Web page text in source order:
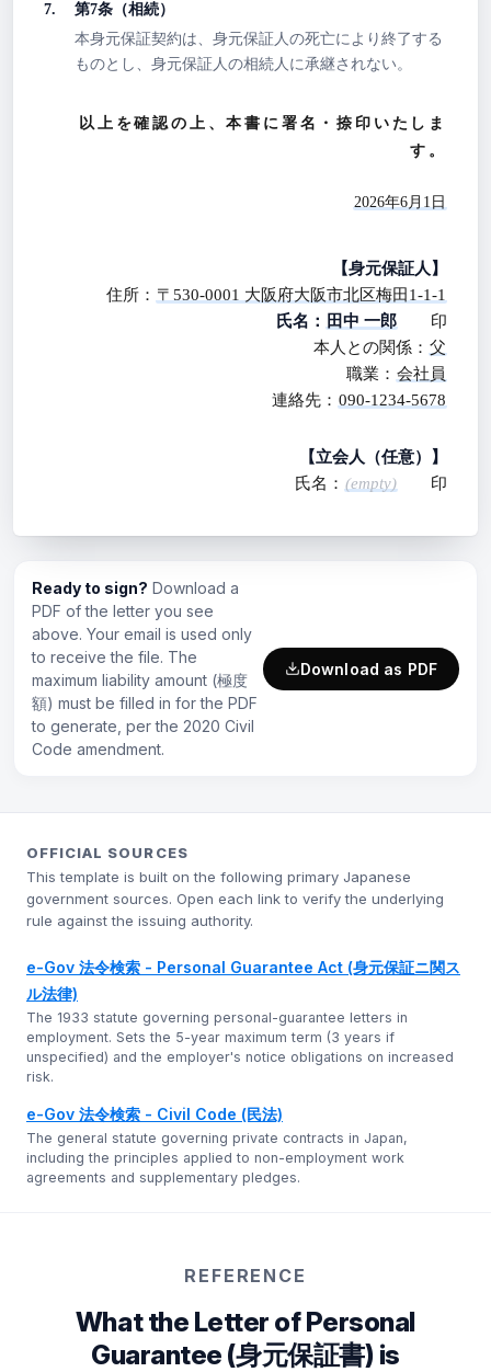
第7条（相続）
本身元保証契約は、身元保証人の死亡により終了する
ものとし、身元保証人の相続人に承継されない。
以上を確認の上、本書に署名・捺印いたしま
す。
2026年6月1日
【身元保証人】
住所： 〒530-0001 大阪府大阪市北区梅田1-1-1
氏名： 田中 一郎 印
本人との関係： 父
職業： 会社員
連絡先： 090-1234-5678
【立会人（任意）】
氏名： (empty) 印
Ready to sign? Download a
PDF of the letter you see
above. Your email is used only
to receive the file. The
maximum liability amount (極度
額) must be filled in for the PDF
to generate, per the 2020 Civil
Code amendment.
Download as PDF
OFFICIAL SOURCES
This template is built on the following primary Japanese
government sources. Open each link to verify the underlying
rule against the issuing authority.
e-Gov 法令検索 - Personal Guarantee Act (身元保証ニ関ス
ル法律)
The 1933 statute governing personal-guarantee letters in
employment. Sets the 5-year maximum term (3 years if
unspecified) and the employer's notice obligations on increased
risk.
e-Gov 法令検索 - Civil Code (民法)
The general statute governing private contracts in Japan,
including the principles applied to non-employment work
agreements and supplementary pledges.
REFERENCE
What the Letter of Personal
Guarantee (身元保証書) is